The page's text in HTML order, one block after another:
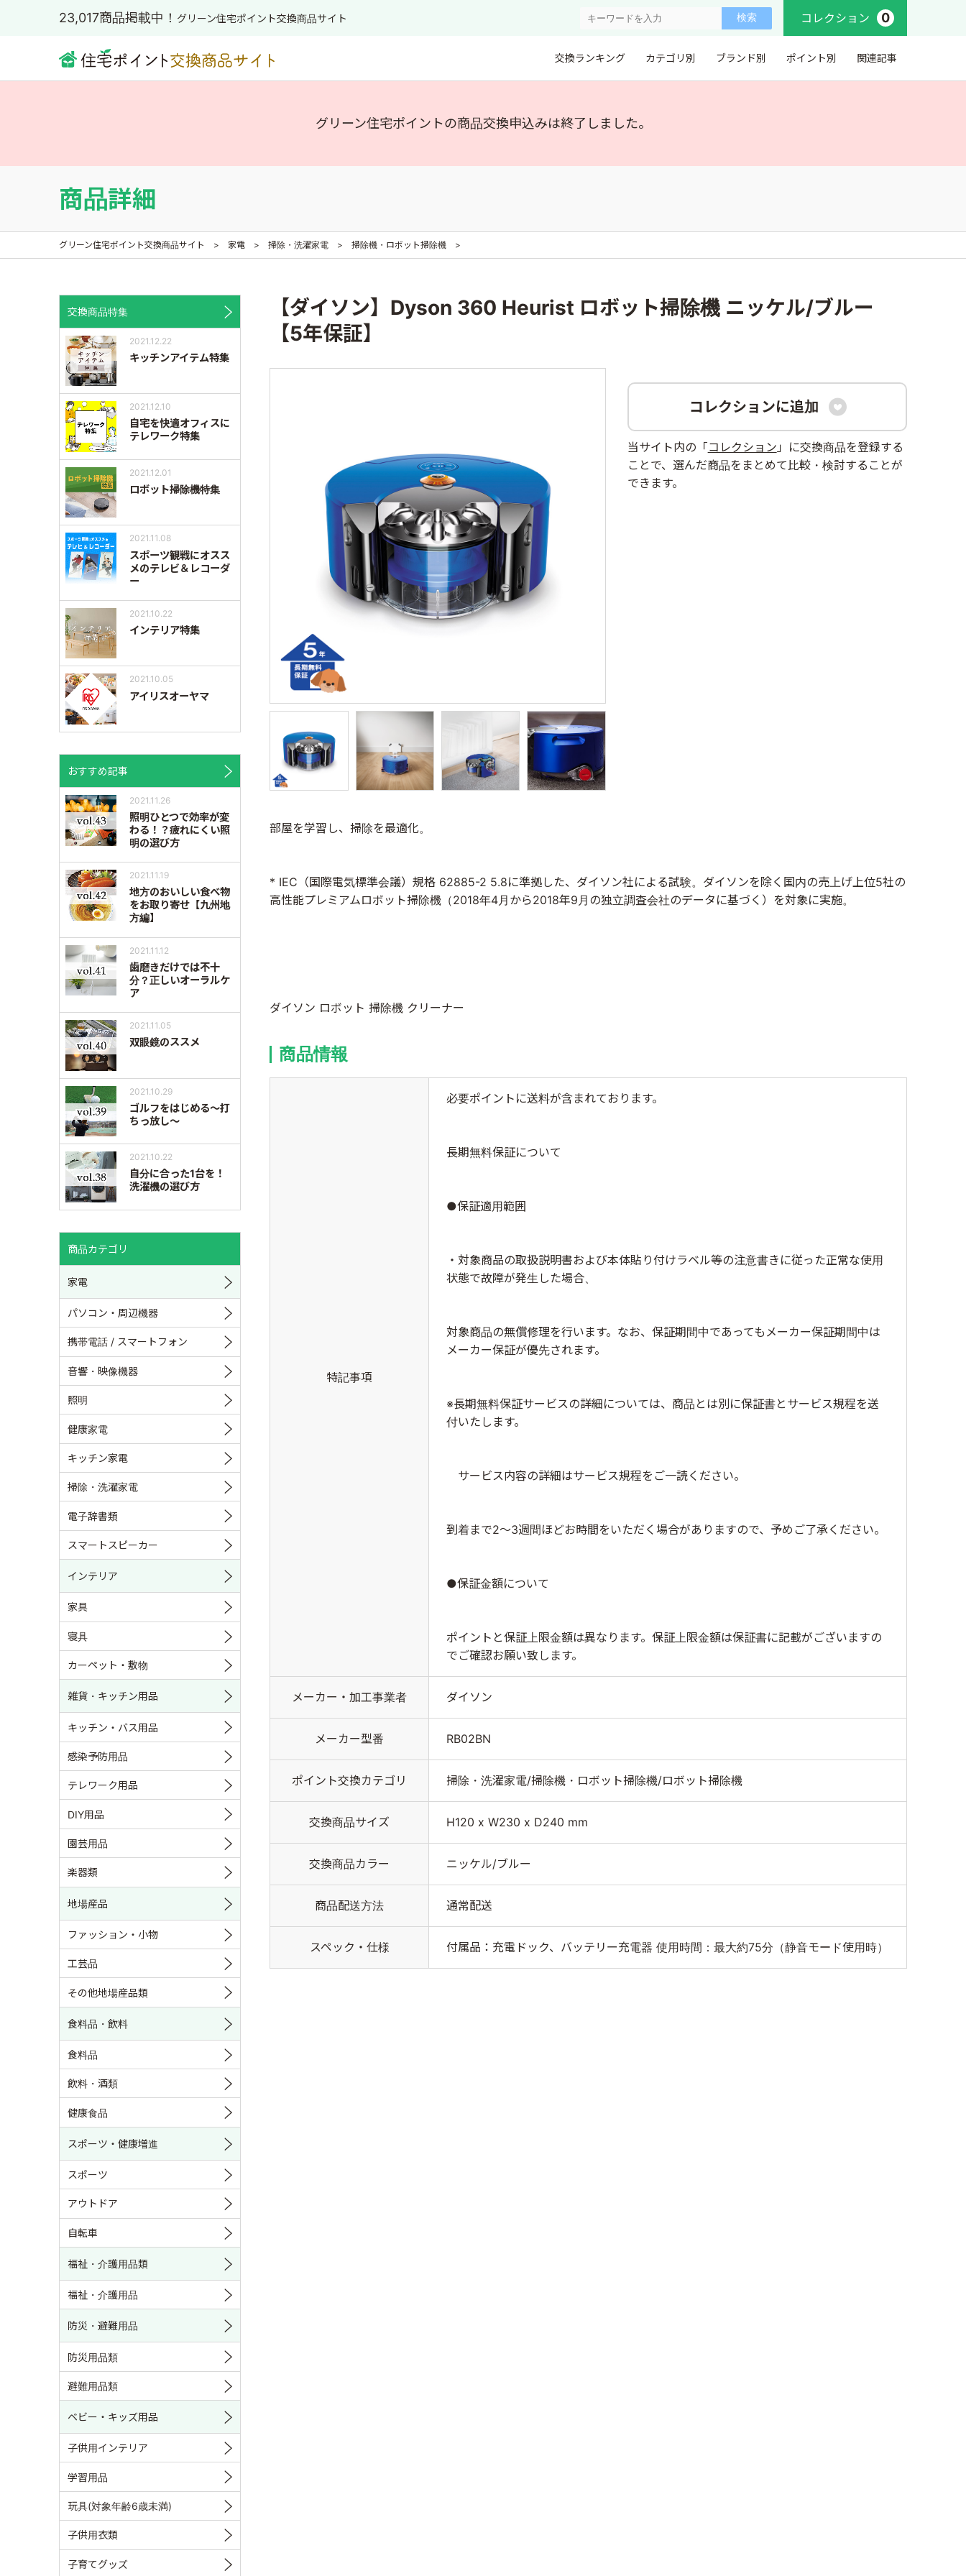
23,017商品掲載中！ グリーン住宅ポイント交換商品サイト コレクション 0
交換ランキング カテゴリ別 ブランド別 ポイント別 関連記事
グリーン住宅ポイントの商品交換申込みは終了しました。
商品詳細
グリーン住宅ポイント交換商品サイト 家電 掃除・洗濯家電 掃除機・ロボット掃除機
【ダイソン】Dyson 360 Heurist ロボット掃除機 ニッケル/ブルー
【5年保証】
コレクションに追加 
当サイト内の「コレクション 」に交換商品を登録する
ことで、選んだ商品をまとめて比較・検討することが
できます。
部屋を学習し、掃除を最適化。
* IEC（国際電気標準会議）規格 62885-2 5.8に準拠した、ダイソン社による試験。ダイソンを除く国内の売上げ上位5社の
高性能プレミアムロボット掃除機（2018年4月から2018年9月の独立調査会社のデータに基づく）を対象に実施。
ダイソン ロボット 掃除機 クリーナー
商品情報
特記事項
必要ポイントに送料が含まれております。
長期無料保証について
●保証適用範囲
・対象商品の取扱説明書および本体貼り付けラベル等の注意書きに従った正常な使用
状態で故障が発生した場合、
対象商品の無償修理を行います。なお、保証期間中であってもメーカー保証期間中は
メーカー保証が優先されます。
※長期無料保証サービスの詳細については、商品とは別に保証書とサービス規程を送
付いたします。
サービス内容の詳細はサービス規程をご一読ください。
到着まで2～3週間ほどお時間をいただく場合がありますので、予めご了承ください。
●保証金額について
ポイントと保証上限金額は異なります。保証上限金額は保証書に記載がございますの
でご確認お願い致します。
メーカー・加工事業者 ダイソン
メーカー型番 RB02BN
ポイント交換カテゴリ 掃除・洗濯家電/掃除機・ロボット掃除機/ロボット掃除機
交換商品サイズ H120 x W230 x D240 mm
交換商品カラー ニッケル/ブルー
商品配送方法 通常配送
スペック・仕様 付属品：充電ドック、バッテリー充電器 使用時間：最大約75分（静音モード使用時）
交換商品特集
2021.12.22
キッチンアイテム特集
2021.12.10
自宅を快適オフィスに
テレワーク特集
2021.12.01
ロボット掃除機特集
2021.11.08
スポーツ観戦にオスス
メのテレビ＆レコーダ
ー
2021.10.22
インテリア特集
2021.10.05
アイリスオーヤマ
おすすめ記事
2021.11.26
照明ひとつで効率が変
わる！？疲れにくい照
明の選び方
2021.11.19
地方のおいしい食べ物
をお取り寄せ【九州地
方編】
2021.11.12
歯磨きだけでは不十
分？正しいオーラルケ
ア
2021.11.05
双眼鏡のススメ
2021.10.29
ゴルフをはじめる～打
ちっ放し～
2021.10.22
自分に合った1台を！
洗濯機の選び方
商品カテゴリ
家電
パソコン・周辺機器
携帯電話 / スマートフォン
音響・映像機器
照明
健康家電
キッチン家電
掃除・洗濯家電
電子辞書類
スマートスピーカー
インテリア
家具
寝具
カーペット・敷物
雑貨・キッチン用品
キッチン・バス用品
感染予防用品
テレワーク用品
DIY用品
園芸用品
楽器類
地場産品
ファッション・小物
工芸品
その他地場産品類
食料品・飲料
食料品
飲料・酒類
健康食品
スポーツ・健康増進
スポーツ
アウトドア
自転車
福祉・介護用品類
福祉・介護用品
防災・避難用品
防災用品類
避難用品類
ベビー・キッズ用品
子供用インテリア
学習用品
玩具(対象年齢6歳未満)
子供用衣類
子育てグッズ